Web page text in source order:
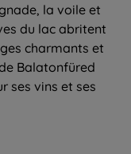
la voile et
du lac abritent
charmants et
Balatonfüred
ses vins et ses